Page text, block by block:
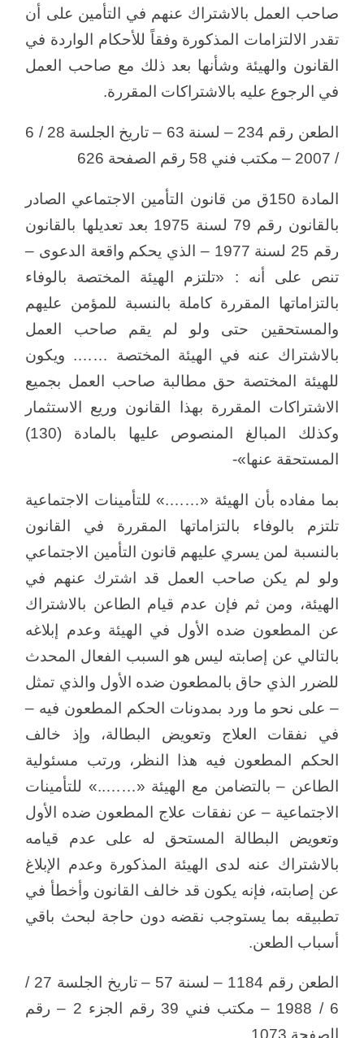
صاحب العمل بالاشتراك عنهم في التأمين على أن
تقدر الالتزامات المذكورة وفقاً للأحكام الواردة في
القانون والهيئة وشأنها بعد ذلك مع صاحب العمل
في الرجوع عليه بالاشتراكات المقررة.
الطعن رقم 234 – لسنة 63 – تاريخ الجلسة 28 / 6
/ 2007 – مكتب فني 58 رقم الصفحة 626
المادة 150ق من قانون التأمين الاجتماعي الصادر
بالقانون رقم 79 لسنة 1975 بعد تعديلها بالقانون
رقم 25 لسنة 1977 – الذي يحكم واقعة الدعوى –
تنص على أنه : «تلتزم الهيئة المختصة بالوفاء
بالتزاماتها المقررة كاملة بالنسبة للمؤمن عليهم
والمستحقين حتى ولو لم يقم صاحب العمل
بالاشتراك عنه في الهيئة المختصة ……. ويكون
للهيئة المختصة حق مطالبة صاحب العمل بجميع
الاشتراكات المقررة بهذا القانون وريع الاستثمار
وكذلك المبالغ المنصوص عليها بالمادة (130)
المستحقة عنها»-
بما مفاده بأن الهيئة «…….» للتأمينات الاجتماعية
تلتزم بالوفاء بالتزاماتها المقررة في القانون
بالنسبة لمن يسري عليهم قانون التأمين الاجتماعي
ولو لم يكن صاحب العمل قد اشترك عنهم في
الهيئة، ومن ثم فإن عدم قيام الطاعن بالاشتراك
عن المطعون ضده الأول في الهيئة وعدم إبلاغه
بالتالي عن إصابته ليس هو السبب الفعال المحدث
للضرر الذي حاق بالمطعون ضده الأول والذي تمثل
– على نحو ما ورد بمدونات الحكم المطعون فيه –
في نفقات العلاج وتعويض البطالة، وإذ خالف
الحكم المطعون فيه هذا النظر، ورتب مسئولية
الطاعن – بالتضامن مع الهيئة «……..» للتأمينات
الاجتماعية – عن نفقات علاج المطعون ضده الأول
وتعويض البطالة المستحق له على عدم قيامه
بالاشتراك عنه لدى الهيئة المذكورة وعدم الإبلاغ
عن إصابته، فإنه يكون قد خالف القانون وأخطأ في
تطبيقه بما يستوجب نقضه دون حاجة لبحث باقي
أسباب الطعن.
الطعن رقم 1184 – لسنة 57 – تاريخ الجلسة 27 /
6 / 1988 – مكتب فني 39 رقم الجزء 2 – رقم